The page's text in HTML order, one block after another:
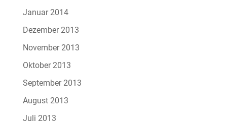
Januar 2014
Dezember 2013
November 2013
Oktober 2013
September 2013
August 2013
Juli 2013